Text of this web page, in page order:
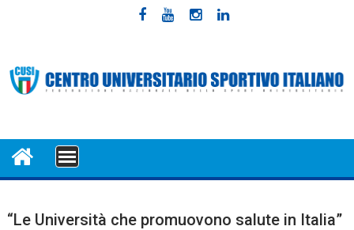
MENU
“Le Università che promuovono salute in Italia”